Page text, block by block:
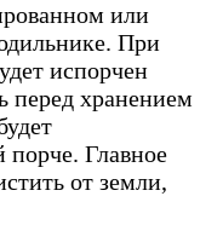
или
При
испорчен
перед хранением
порче. Главное
от земли,